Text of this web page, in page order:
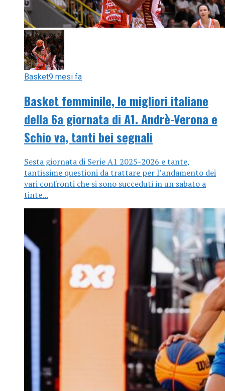
Basket9 mesi fa
Basket femminile, le migliori italiane
della 6a giornata di A1. Andrè-Verona e
Schio va, tanti bei segnali
Sesta giornata di Serie A1 2025-2026 e tante,
tantissime questioni da trattare per l’andamento dei
vari confronti che si sono succeduti in un sabato a
tinte...